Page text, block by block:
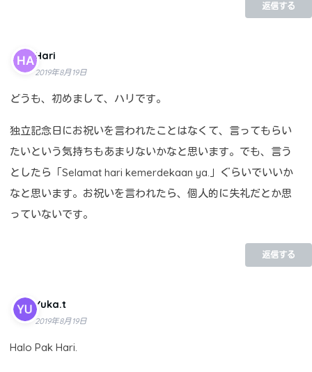
返信する
Hari
2019年8月19日
どうも、初めまして、ハリです。
独立記念日にお祝いを言われたことはなくて、言ってもらい
たいという気持ちもあまりないかなと思います。でも、言う
としたら「Selamat hari kemerdekaan ya.」ぐらいでいいか
なと思います。お祝いを言われたら、個人的に失礼だとか思
っていないです。
返信する
Yuka.t
2019年8月19日
Halo Pak Hari.